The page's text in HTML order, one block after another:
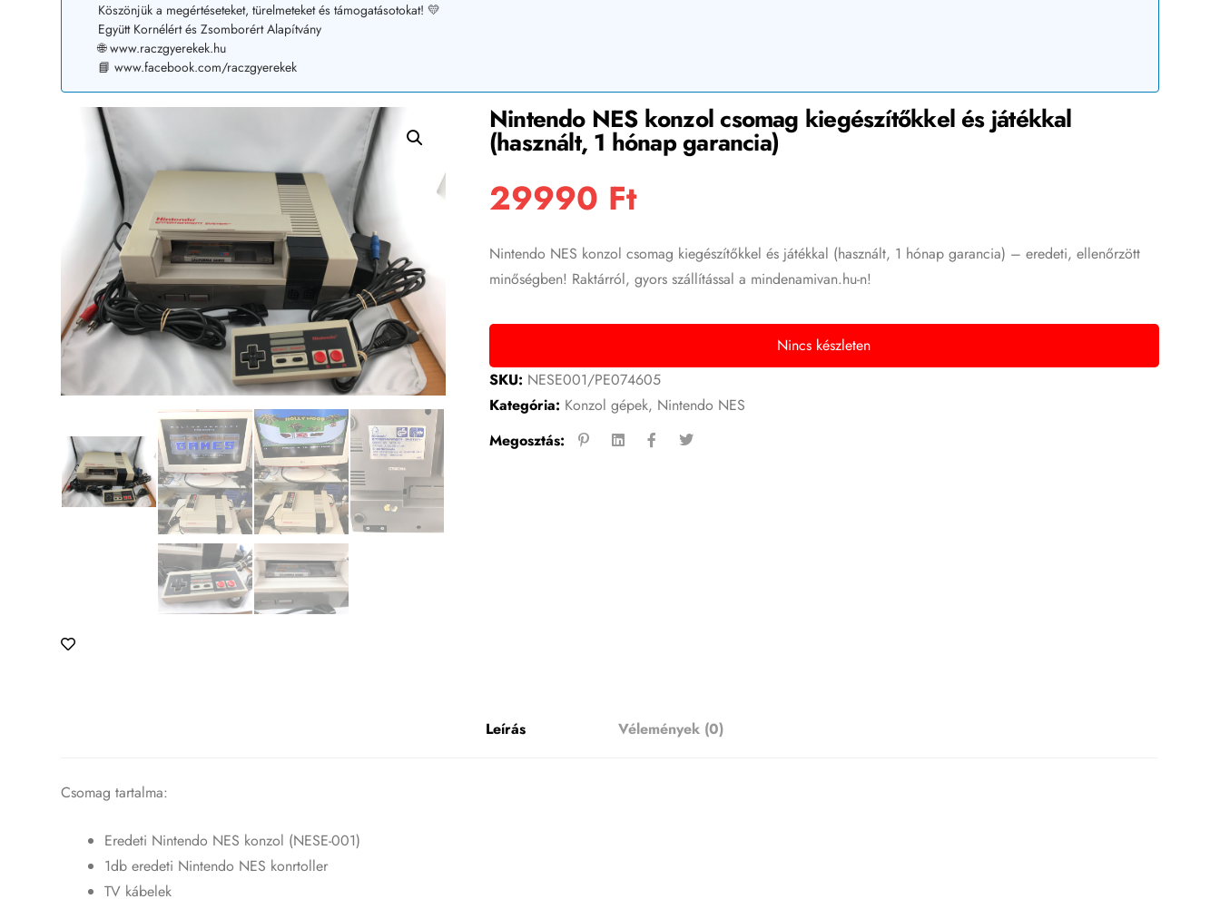
Köszönjük a megértéseteket, türelmeteket és támogatásotokat! 💛
Együtt Kornélért és Zsomborért Alapítvány
🌐 www.raczgyerekek.hu
📘 www.facebook.com/raczgyerekek
Nintendo NES konzol csomag kiegészítőkkel és játékkal
(használt, 1 hónap garancia)
29990 Ft
Nintendo NES konzol csomag kiegészítőkkel és játékkal (használt, 1 hónap garancia) – eredeti, ellenőrzött
minőségben! Raktárról, gyors szállítással a mindenamivan.hu-n!
Nincs készleten
SKU: NESE001/PE074605
Kategória: Konzol gépek, Nintendo NES
Megosztás:
Leírás Vélemények (0)
Csomag tartalma:
Eredeti Nintendo NES konzol (NESE-001)
1db eredeti Nintendo NES konrtoller
TV kábelek